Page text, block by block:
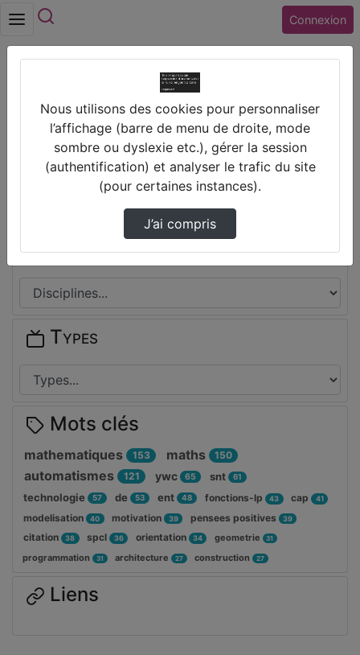
Connexion
Collège PABLO PICASSO (45) CHALETTE SUR
LOING
Thèmes de Collège PABLO PICASSO
Disciplines
Types
Mots clés
mathematiques 153 maths 150
automatismes 121 ywc 65 snt 61
technologie 57 de 53 ent 48 fonctions-lp 43 cap 41
modelisation 40 motivation 39 pensees positives 39
citation 38 spcl 36 orientation 34 geometrie 31
programmation 31 architecture 27 construction 27
Liens
Nous utilisons des cookies pour personnaliser
l’affichage (barre de menu de droite, mode
sombre ou dyslexie etc.), gérer la session
(authentification) et analyser le trafic du site
(pour certaines instances).
J’ai compris